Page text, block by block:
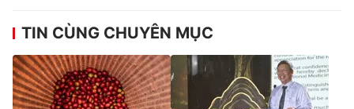
TIN CÙNG CHUYÊN MỤC